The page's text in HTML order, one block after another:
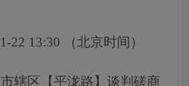
22 13:30 （北京时间）
辖区【平泷路】谈判磋商